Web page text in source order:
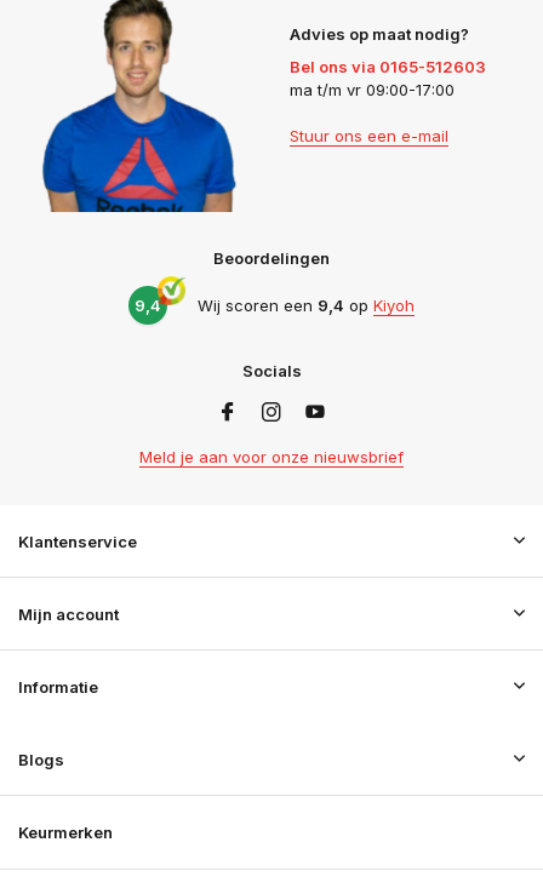
Advies op maat nodig?
Bel ons via 0165-512603
ma t/m vr 09:00-17:00
Stuur ons een e-mail
Beoordelingen
9,4 Wij scoren een 9,4 op Kiyoh
Socials
Meld je aan voor onze nieuwsbrief
Klantenservice
Mijn account
Informatie
Blogs
Keurmerken